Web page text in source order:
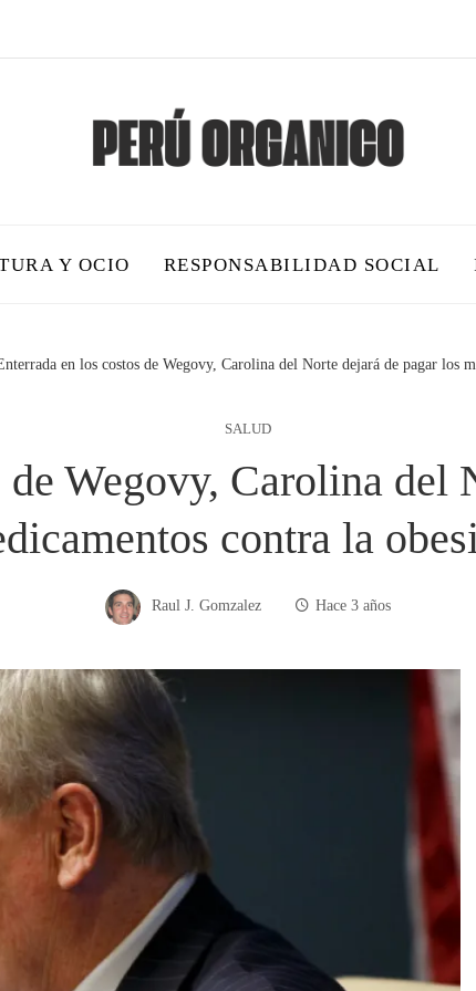
Y OCIO RESPONSABILIDAD SOCIAL
en los costos de Wegovy, Carolina del Norte dejará de pagar los
SALUD
Wegovy, Carolina del
contra la
Raul J. Gomzalez Hace 3 años